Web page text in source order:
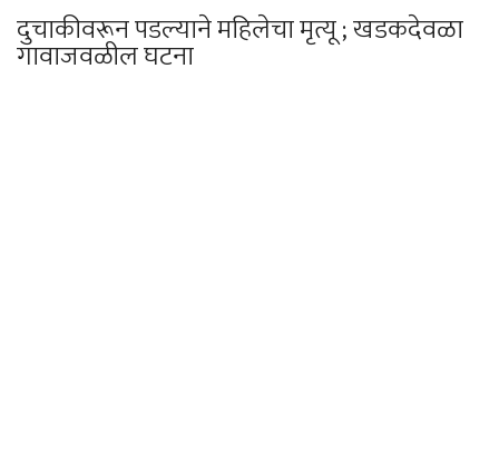
दुचाकीवरून पडल्याने महिलेचा मृत्यू ; खडकदेवळा
गावाजवळील घटना